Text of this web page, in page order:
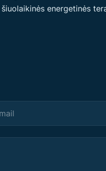
energetinės